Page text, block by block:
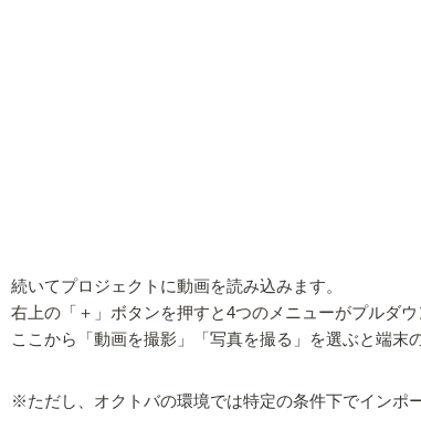
続いてプロジェクトに動画を読み込みます。
右上の「＋」ボタンを押すと4つのメニューがプルダウ
ここから「動画を撮影」「写真を撮る」を選ぶと端末
※ただし、オクトバの環境では特定の条件下でインポ